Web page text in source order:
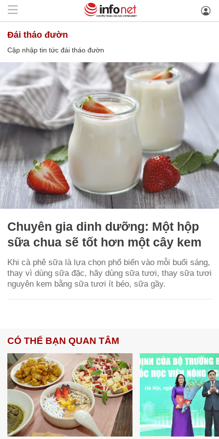
đái tháo đườn
Cập nhập tin tức đái tháo đườn
Chuyên gia dinh dưỡng: Một hộp
sữa chua sẽ tốt hơn một cây kem
Khi cà phê sữa là lựa chọn phổ biến vào mỗi buổi sáng,
thay vì dùng sữa đặc, hãy dùng sữa tươi, thay sữa tươi
nguyên kem bằng sữa tươi ít béo, sữa gầy.
CÓ THỂ BẠN QUAN TÂM